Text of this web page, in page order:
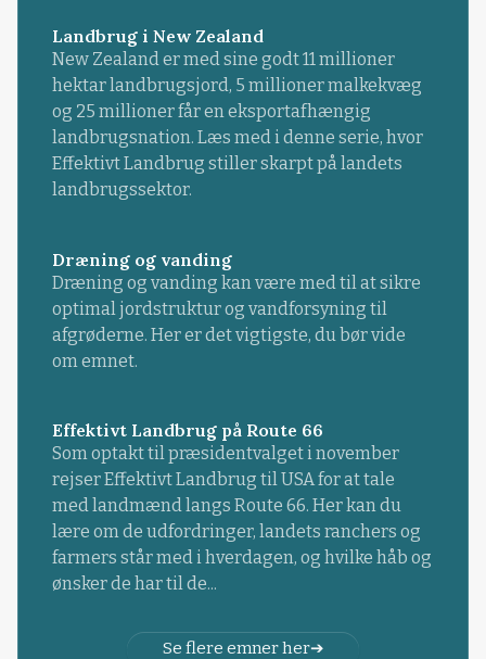
Landbrug i New Zealand
New Zealand er med sine godt 11 millioner
hektar landbrugsjord, 5 millioner malkekvæg
og 25 millioner får en eksportafhængig
landbrugsnation. Læs med i denne serie, hvor
Effektivt Landbrug stiller skarpt på landets
landbrugssektor.
Dræning og vanding
Dræning og vanding kan være med til at sikre
optimal jordstruktur og vandforsyning til
afgrøderne. Her er det vigtigste, du bør vide
om emnet.
Effektivt Landbrug på Route 66
Som optakt til præsidentvalget i november
rejser Effektivt Landbrug til USA for at tale
med landmænd langs Route 66. Her kan du
lære om de udfordringer, landets ranchers og
farmers står med i hverdagen, og hvilke håb og
ønsker de har til de...
Se flere emner her